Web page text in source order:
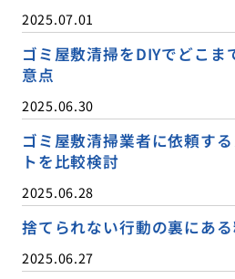
2025.07.01
ゴミ屋敷清掃をDIYでどこま
意点
2025.06.30
ゴミ屋敷清掃業者に依頼す
トを比較検討
2025.06.28
捨てられない行動の裏にあ
2025.06.27